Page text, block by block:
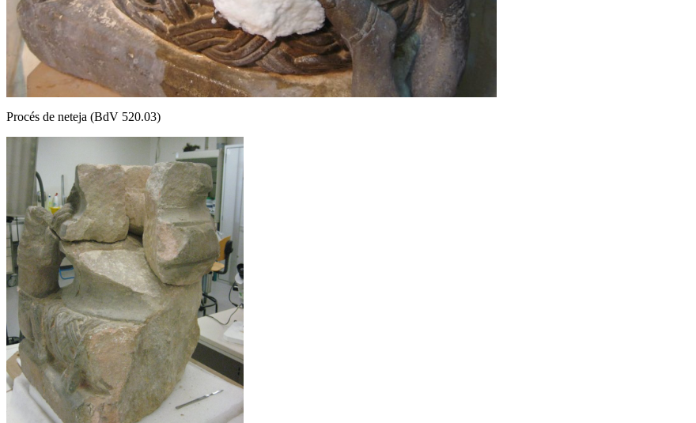
Procés de neteja (BdV 520.03)